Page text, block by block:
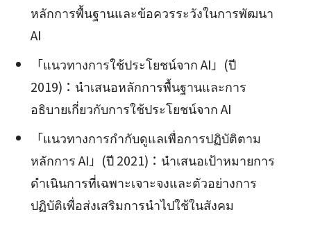
หลักการพื้นฐานและข้อควรระวังในการพัฒนา
AI
「แนวทางการใช้ประโยชน์จาก AI」(ปี
2019)：นำเสนอหลักการพื้นฐานและการ
อธิบายเกี่ยวกับการใช้ประโยชน์จาก AI
「แนวทางการกำกับดูแลเพื่อการปฏิบัติตาม
หลักการ AI」(ปี 2021)：นำเสนอเป้าหมายการ
ดำเนินการที่เฉพาะเจาะจงและตัวอย่างการ
ปฏิบัติเพื่อส่งเสริมการนำไปใช้ในสังคม